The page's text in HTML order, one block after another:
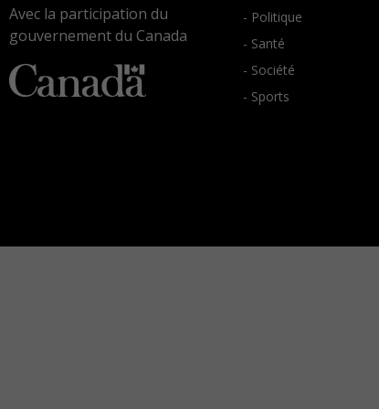
Avec la participation du
gouvernement du Canada
- Politique
- Santé
- Société
- Sports